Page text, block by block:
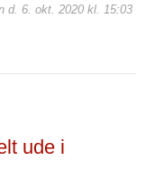
d. 6. okt. 2020 kl. 15:03
ude i